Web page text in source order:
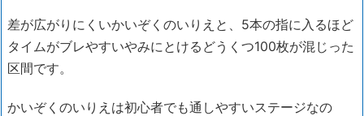
差が広がりにくいかいぞくのいりえと、5本の指に入るほど
タイムがブレやすいやみにとけるどうくつ100枚が混じった
区間です。
かいぞくのいりえは初心者でも通しやすいステージなの